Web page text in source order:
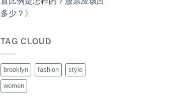
多少？ 》
TAG CLOUD
brooklyn fashion style
women